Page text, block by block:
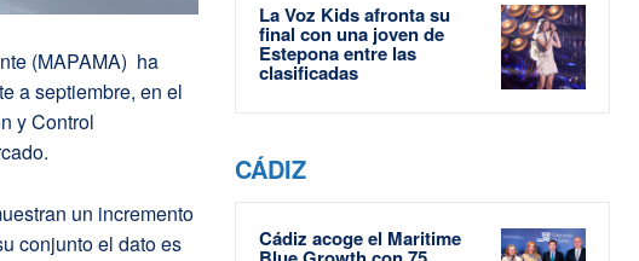
(MAPAMA) ha
a septiembre, en el
y Control
un incremento
conjunto el dato es
La Voz Kids afronta su
final con una joven de
Estepona entre las
clasificadas
CÁDIZ
Cádiz acoge el Maritime